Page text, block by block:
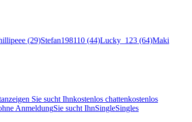
(29)Stefan198110 (44)Lucky_123 (64)Maki
Sie sucht Ihnkostenlos chattenkostenlos
AnmeldungSie sucht IhnSingleSingles